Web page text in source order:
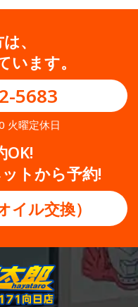
、
います。
5683
火曜定休日
OK!
トから予約!
イル交換）